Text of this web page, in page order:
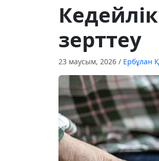
зерттеу
23 маусым, 2026 / Ербұлан